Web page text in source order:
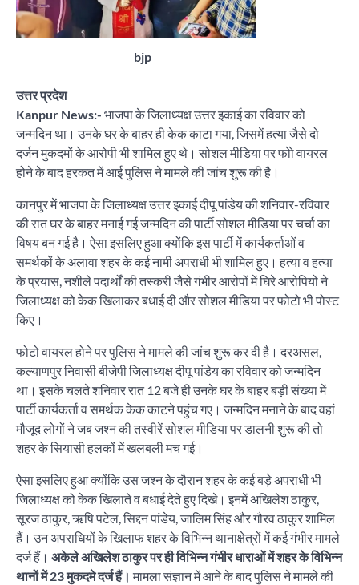
bjp
उत्तर प्रदेश
Kanpur News:- भाजपा के जिलाध्यक्ष उत्तर इकाई का रविवार को
जन्मदिन था। उनके घर के बाहर ही केक काटा गया, जिसमें हत्या जैसे दो
दर्जन मुकदमों के आरोपी भी शामिल हुए थे। सोशल मीडिया पर फोो वायरल
होने के बाद हरकत में आई पुलिस ने मामले की जांच शुरू की है।
कानपुर में भाजपा के जिलाध्यक्ष उत्तर इकाई दीपू पांडेय की शनिवार-रविवार
की रात घर के बाहर मनाई गई जन्मदिन की पार्टी सोशल मीडिया पर चर्चा का
विषय बन गई है। ऐसा इसलिए हुआ क्योंकि इस पार्टी में कार्यकर्ताओं व
समर्थकों के अलावा शहर के कई नामी अपराधी भी शामिल हुए। हत्या व हत्या
के प्रयास, नशीले पदार्थों की तस्करी जैसे गंभीर आरोपों में घिरे आरोपियों ने
जिलाध्यक्ष को केक खिलाकर बधाई दी और सोशल मीडिया पर फोटो भी पोस्ट
किए।
फोटो वायरल होने पर पुलिस ने मामले की जांच शुरू कर दी है। दरअसल,
कल्याणपुर निवासी बीजेपी जिलाध्यक्ष दीपू पांडेय का रविवार को जन्मदिन
था। इसके चलते शनिवार रात 12 बजे ही उनके घर के बाहर बड़ी संख्या में
पार्टी कार्यकर्ता व समर्थक केक काटने पहुंच गए। जन्मदिन मनाने के बाद वहां
मौजूद लोगों ने जब जश्न की तस्वीरें सोशल मीडिया पर डालनी शुरू की तो
शहर के सियासी हलकों में खलबली मच गई।
ऐसा इसलिए हुआ क्योंकि उस जश्न के दौरान शहर के कई बड़े अपराधी भी
जिलाध्यक्ष को केक खिलाते व बधाई देते हुए दिखे। इनमें अखिलेश ठाकुर,
सूरज ठाकुर, ऋषि पटेल, सिद्दन पांडेय, जालिम सिंह और गौरव ठाकुर शामिल
हैं। उन अपराधियों के खिलाफ शहर के विभिन्न थानाक्षेत्रों में कई गंभीर मामले
दर्ज हैं। अकेले अखिलेश ठाकुर पर ही विभिन्न गंभीर धाराओं में शहर के विभिन्न
थानों में 23 मुकदमे दर्ज हैं। मामला संज्ञान में आने के बाद पुलिस ने मामले की